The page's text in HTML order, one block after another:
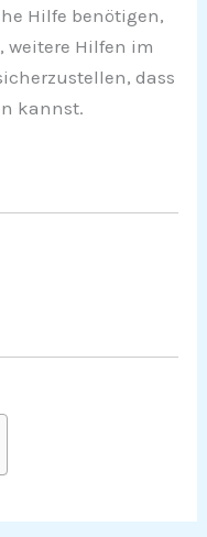
Hilfe benötigen,
weitere Hilfen im
dass
kannst.